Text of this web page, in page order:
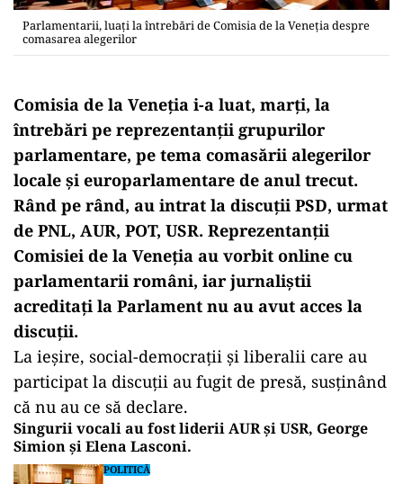
Parlamentarii, luați la întrebări de Comisia de la Veneția despre
comasarea alegerilor
Comisia de la Veneţia i-a luat, marţi, la
întrebări pe reprezentanţii grupurilor
parlamentare, pe tema comasării alegerilor
locale şi europarlamentare de anul trecut.
Rând pe rând, au intrat la discuţii PSD, urmat
de PNL, AUR, POT, USR. Reprezentanţii
Comisiei de la Veneţia au vorbit online cu
parlamentarii români, iar jurnaliștii
acreditați la Parlament nu au avut acces la
discuţii.
La ieşire, social-democraţii şi liberalii care au
participat la discuţii au fugit de presă, susţinând
că nu au ce să declare.
Singurii vocali au fost liderii AUR şi USR, George
Simion şi Elena Lasconi.
POLITICĂ